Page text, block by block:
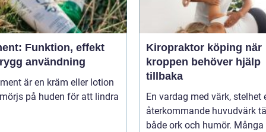
Funktion, effekt
användning
är en kräm eller lotion
på huden för att lindra
Kiropraktor köping när
kroppen behöver hjälp
tillbaka
En vardag med värk, stelhet
återkommande huvudvärk
både ork och humör. Många